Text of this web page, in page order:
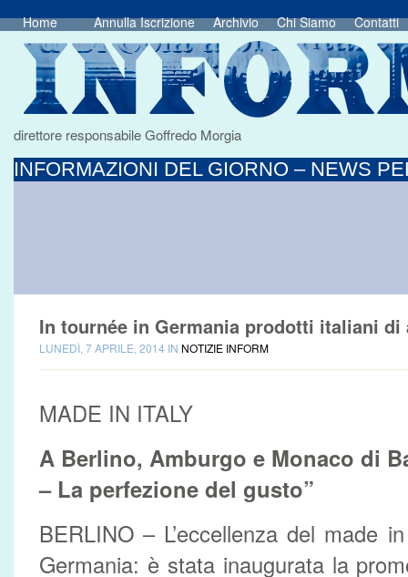
Home Annulla Iscrizione Archivio Chi Siamo Contatti
direttore responsabile Goffredo Morgia
INFORMAZIONI DEL GIORNO – NEWS
In tournée in Germania prodotti italiani di
LUNEDÌ, 7 APRILE, 2014 IN NOTIZIE INFORM
MADE IN ITALY
A Berlino, Amburgo e Monaco di
– La perfezione del gusto”
BERLINO – L’eccellenza del made
Germania: è stata inaugurata la